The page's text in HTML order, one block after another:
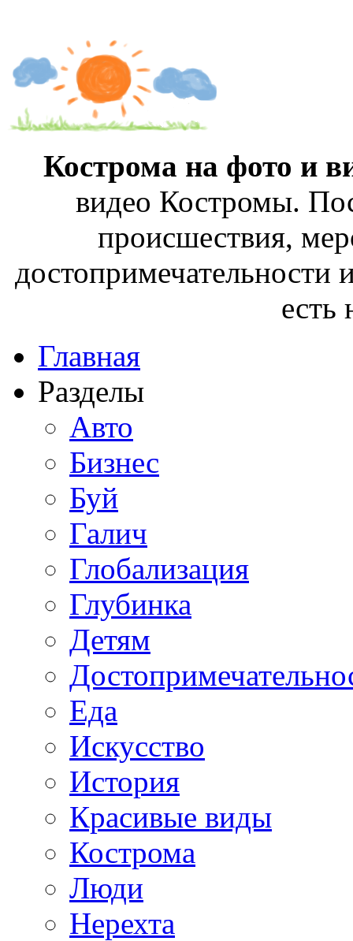
Кострома на фото и
видео Костромы.
происшествия,
достопримечательности
есть
Главная
Разделы
Авто
Бизнес
Буй
Галич
Глобализация
Глубинка
Детям
Еда
Искусство
История
Красивые виды
Кострома
Люди
Нерехта